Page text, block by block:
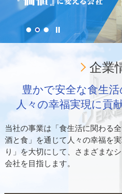
1 2 3
S
t
o
p
企業
豊かで安全な食生
人々の幸福実現に貢
当社の事業は「食生活に関わる
酒と食」を通じて人々の幸福を
り」を大切にして、さまざまな
会社を目指します。